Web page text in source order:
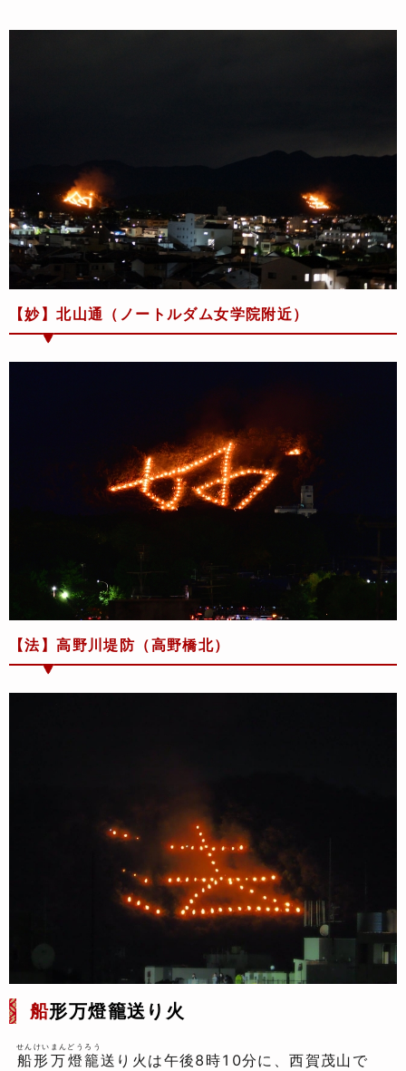
【妙】北山通（ノートルダム女学院附近）
【法】高野川堤防（高野橋北）
船形万燈籠送り火
船形万燈籠
せんけいまんどうろう
送り火は午後8時10分に、西賀茂山で